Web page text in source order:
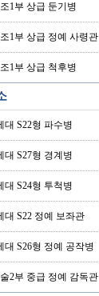
1부 상급 둔기병
1부 상급 정예 사령관
1부 상급 척후병
대 S22형 파수병
대 S27형 경계병
대 S24형 투척병
대 S22 정예 보좌관
대 S26형 정예 공작병
2부 중급 정예 감독관